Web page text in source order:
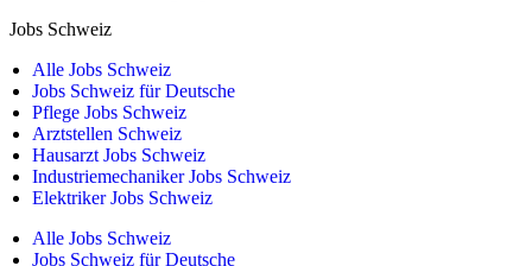
Jobs Schweiz
Alle Jobs Schweiz
Jobs Schweiz für Deutsche
Pflege Jobs Schweiz
Arztstellen Schweiz
Hausarzt Jobs Schweiz
Industriemechaniker Jobs Schweiz
Elektriker Jobs Schweiz
Alle Jobs Schweiz
Jobs Schweiz für Deutsche